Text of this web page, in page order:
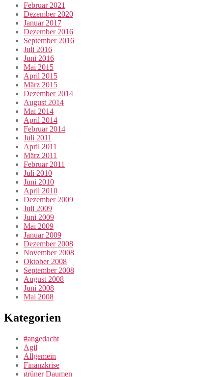
Februar 2021
Dezember 2020
Januar 2017
Dezember 2016
September 2016
Juli 2016
Juni 2016
Mai 2015
April 2015
März 2015
Dezember 2014
August 2014
Mai 2014
April 2014
Februar 2014
Juli 2011
April 2011
März 2011
Februar 2011
Juli 2010
Juni 2010
April 2010
Dezember 2009
Juli 2009
Juni 2009
Mai 2009
Januar 2009
Dezember 2008
November 2008
Oktober 2008
September 2008
August 2008
Juni 2008
Mai 2008
Kategorien
#angedacht
Agil
Allgemein
Finanzkrise
grüner Daumen